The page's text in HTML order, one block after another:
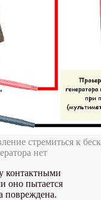
стремиться к
нет
контактными
оно пытается
повреждена.